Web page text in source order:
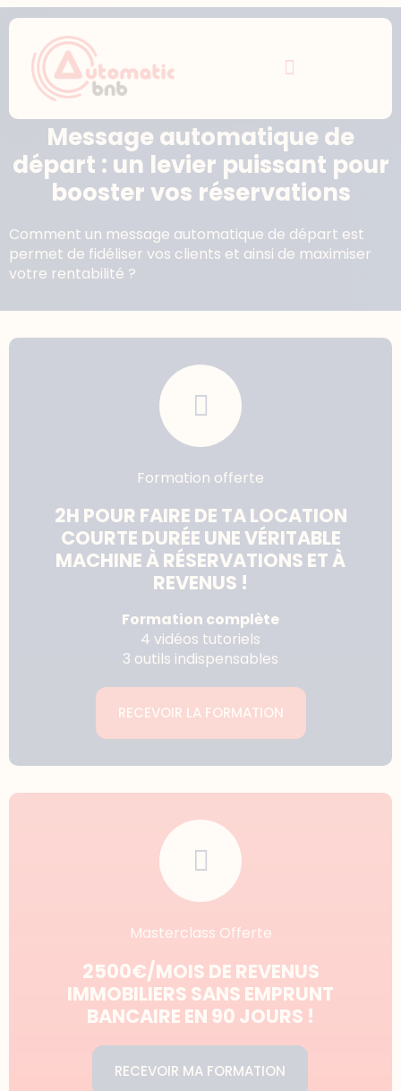
Message automatique de
départ : un levier puissant pour
booster vos réservations
Comment un message automatique de départ est
permet de fidéliser vos clients et ainsi de maximiser
votre rentabilité ?
Formation offerte
2H POUR FAIRE DE TA LOCATION
COURTE DURÉE UNE VÉRITABLE
MACHINE À RÉSERVATIONS ET À
REVENUS !
Formation complète
4 vidéos tutoriels
3 outils indispensables
RECEVOIR LA FORMATION
Masterclass Offerte
2500€/MOIS DE REVENUS
IMMOBILIERS SANS EMPRUNT
BANCAIRE EN 90 JOURS !
RECEVOIR MA FORMATION